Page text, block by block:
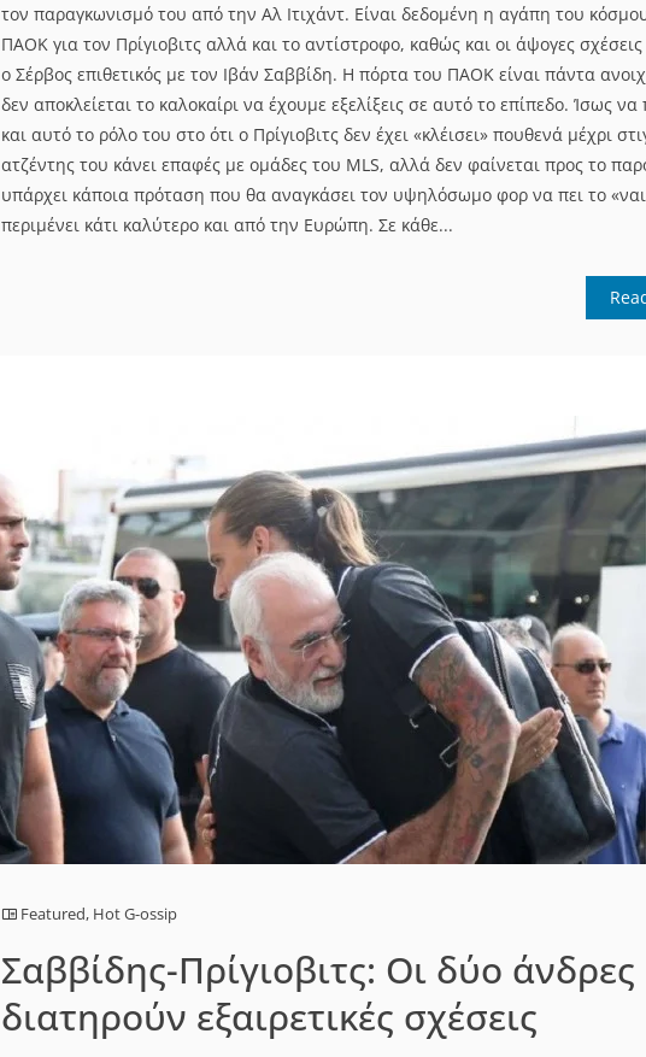
τον παραγκωνισμό του από την Αλ Ιτιχάντ. Είναι δεδομένη η αγάπη του
ΠΑΟΚ για τον Πρίγιοβιτς αλλά και το αντίστροφο, καθώς και οι άψογες σχέσεις
ο Σέρβος επιθετικός με τον Ιβάν Σαββίδη. Η πόρτα του ΠΑΟΚ είναι πάντα
δεν αποκλείεται το καλοκαίρι να έχουμε εξελίξεις σε αυτό το επίπεδο. Ίσως να
και αυτό το ρόλο του στο ότι ο Πρίγιοβιτς δεν έχει «κλέισει» πουθενά μέχρι
ατζέντης του κάνει επαφές με ομάδες του MLS, αλλά δεν φαίνεται προς το
υπάρχει κάποια πρόταση που θα αναγκάσει τον υψηλόσωμο φορ να πει το
περιμένει κάτι καλύτερο και από την Ευρώπη. Σε κάθε...
Featured, Hot G-ossip
Σαββίδης-Πρίγιοβιτς: Οι δύο άνδρες
διατηρούν εξαιρετικές σχέσεις